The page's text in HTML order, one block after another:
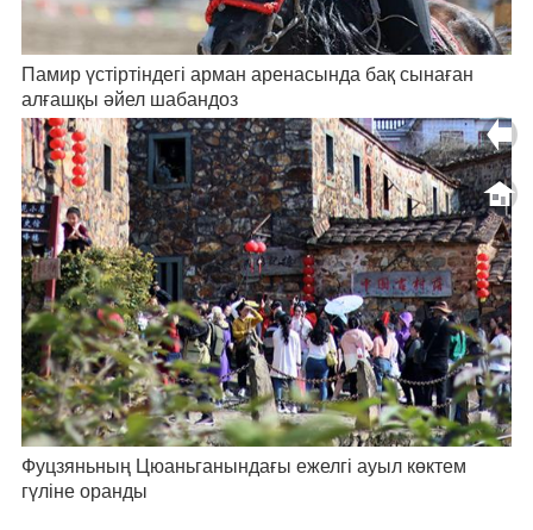
Памир үстіртіндегі арман аренасында бақ сынаған
алғашқы әйел шабандоз
Фуцзяньның Цюаньганындағы ежелгі ауыл көктем
гүліне оранды